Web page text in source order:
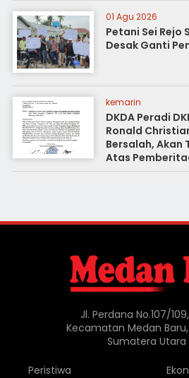
01 Agu 2026
Petani Sei Rejo
Desak Ganti
kemarin
DKDA Peradi
Ronald
Bersalah, Akan
Atas
Jl. Perdana No.107/
Kecamatan Medan
Sumatera Utara
Peristiwa